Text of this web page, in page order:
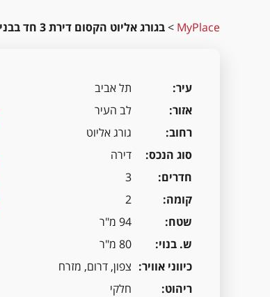
MyPlace
>בגורג אליוט הקסום דירת 3 חד בבניין באוהאוס
עיר
תל אביב
אזור
לב העיר
רחוב
גורג אליוט
סוג הנכס
דירה
חדרים
3
קומה
2
שטח
94 מ"ר
ש. בנוי
80 מ"ר
כיווני אוויר
צפון, דרום, מזרח
ריהוט
חלקי